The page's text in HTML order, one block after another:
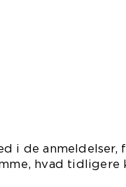
i de
hvad tidligere